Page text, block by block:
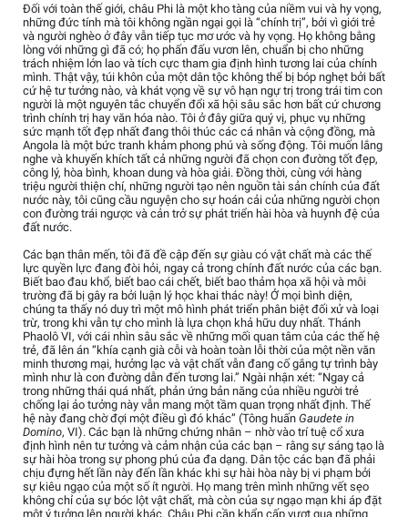
Đối với toàn thế giới, châu Phi là một kho tàng của niềm vui và hy vọng,
những đức tính mà tôi không ngần ngại gọi là “chính trị”, bởi vì giới trẻ
và người nghèo ở đây vẫn tiếp tục mơ ước và hy vọng. Họ không bằng
lòng với những gì đã có; họ phấn đấu vươn lên, chuẩn bị cho những
trách nhiệm lớn lao và tích cực tham gia định hình tương lai của chính
mình. Thật vậy, túi khôn của một dân tộc không thể bị bóp nghẹt bởi bất
cứ hệ tư tưởng nào, và khát vọng về sự vô hạn ngự trị trong trái tim con
người là một nguyên tắc chuyển đổi xã hội sâu sắc hơn bất cứ chương
trình chính trị hay văn hóa nào. Tôi ở đây giữa quý vị, phục vụ những
sức mạnh tốt đẹp nhất đang thôi thúc các cá nhân và cộng đồng, mà
Angola là một bức tranh khảm phong phú và sống động. Tôi muốn lắng
nghe và khuyến khích tất cả những người đã chọn con đường tốt đẹp,
công lý, hòa bình, khoan dung và hòa giải. Đồng thời, cùng với hàng
triệu người thiện chí, những người tạo nên nguồn tài sản chính của đất
nước này, tôi cũng cầu nguyện cho sự hoán cải của những người chọn
con đường trái ngược và cản trở sự phát triển hài hòa và huynh đệ của
đất nước.
Các bạn thân mến, tôi đã đề cập đến sự giàu có vật chất mà các thế
lực quyền lực đang đòi hỏi, ngay cả trong chính đất nước của các bạn.
Biết bao đau khổ, biết bao cái chết, biết bao thảm họa xã hội và môi
trường đã bị gây ra bởi luận lý học khai thác này! Ở mọi bình diện,
chúng ta thấy nó duy trì một mô hình phát triển phân biệt đối xử và loại
trừ, trong khi vẫn tự cho mình là lựa chọn khả hữu duy nhất. Thánh
Phaolô VI, với cái nhìn sâu sắc về những mối quan tâm của các thế hệ
trẻ, đã lên án “khía cạnh già cỗi và hoàn toàn lỗi thời của một nền văn
minh thương mại, hưởng lạc và vật chất vẫn đang cố gắng tự trình bày
mình như là con đường dẫn đến tương lai.” Ngài nhận xét: “Ngay cả
trong những thái quá nhất, phản ứng bản năng của nhiều người trẻ
chống lại ảo tưởng này vẫn mang một tầm quan trọng nhất định. Thế
hệ này đang chờ đợi một điều gì đó khác” (Tông huấn Gaudete in
Domino, VI). Các bạn là những chứng nhân – nhờ vào trí tuệ cổ xưa
định hình nên tư tưởng và cảm nhận của các bạn – rằng sự sáng tạo là
sự hài hòa trong sự phong phú của đa dạng. Dân tộc các bạn đã phải
chịu đựng hết lần này đến lần khác khi sự hài hòa này bị vi phạm bởi
sự kiêu ngạo của một số ít người. Họ mang trên mình những vết sẹo
không chỉ của sự bóc lột vật chất, mà còn của sự ngạo mạn khi áp đặt
một ý tưởng lên người khác. Châu Phi cần khẩn cấp vượt qua những